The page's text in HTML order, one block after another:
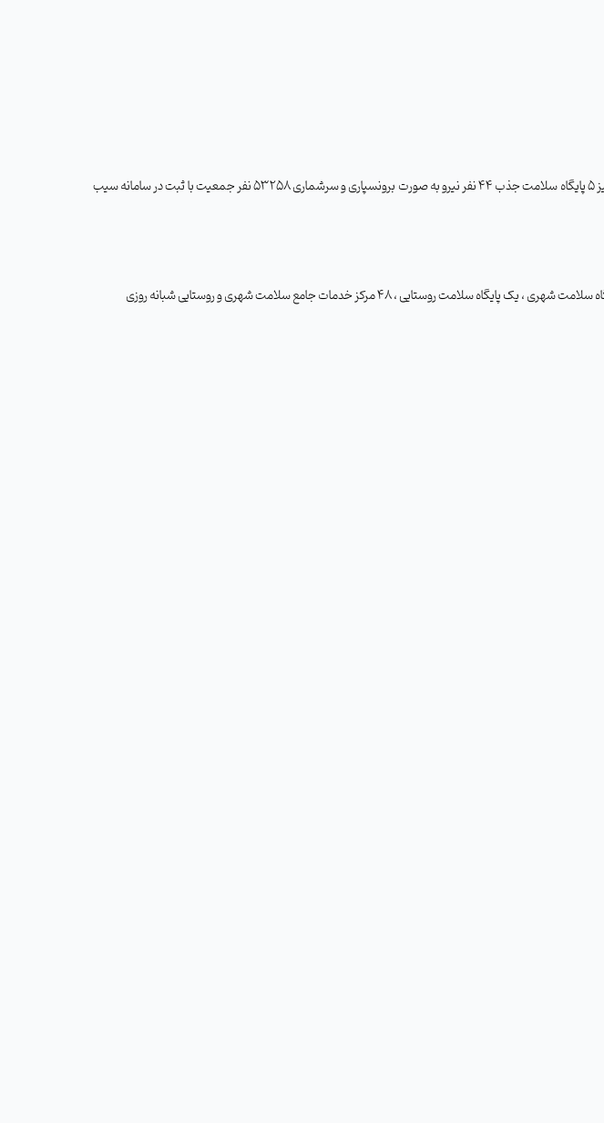
- اجرای 100% برنامه تامین و گسترش مراقبت های بهداشتی و درمانی در مناطق حاشیه شهر سبزوار با احداث و تجهیز 5 پایگاه سلامت جذب 44 نفر نیرو به صورت برونسپاری و سرشماری 53258 نفر جمعیت با ثبت در سامانه سیب